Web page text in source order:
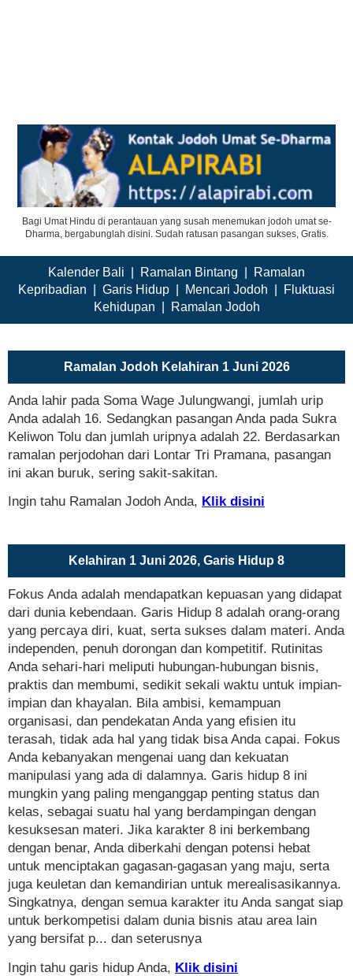
Bagi Umat Hindu di perantauan yang susah menemukan jodoh umat se-
Dharma, bergabunglah disini. Sudah ratusan pasangan sukses, Gratis.
Kalender Bali Ramalan Bintang
Ramalan
Kepribadian
Garis Hidup Mencari Jodoh
Fluktuasi
Kehidupan
Ramalan Jodoh
Ramalan Jodoh Kelahiran 1 Juni 2026
Anda lahir pada Soma Wage Julungwangi, jumlah urip
Anda adalah 16. Sedangkan pasangan Anda pada Sukra
Keliwon Tolu dan jumlah uripnya adalah 22. Berdasarkan
ramalan perjodohan dari Lontar Tri Pramana, pasangan
ini akan buruk, sering sakit-sakitan.
Ingin tahu Ramalan Jodoh Anda, Klik disini
Kelahiran 1 Juni 2026, Garis Hidup 8
Fokus Anda adalah mendapatkan kepuasan yang didapat
dari dunia kebendaan. Garis Hidup 8 adalah orang-orang
yang percaya diri, kuat, serta sukses dalam materi. Anda
independen, penuh dorongan dan kompetitif. Rutinitas
Anda sehari-hari meliputi hubungan-hubungan bisnis,
praktis dan membumi, sedikit sekali waktu untuk impian-
impian dan khayalan. Bila ambisi, kemampuan
organisasi, dan pendekatan Anda yang efisien itu
terasah, tidak ada hal yang tidak bisa Anda capai. Fokus
Anda kebanyakan mengenai uang dan kekuatan
manipulasi yang ada di dalamnya. Garis hidup 8 ini
mungkin yang paling menganggap penting status dan
kelas, sebagai suatu hal yang berdampingan dengan
kesuksesan materi. Jika karakter 8 ini berkembang
dengan benar, Anda diberkahi dengan potensi hebat
untuk menciptakan gagasan-gagasan yang maju, serta
juga keuletan dan kemandirian untuk merealisasikannya.
Singkatnya, dengan semua karakter itu Anda sangat siap
untuk berkompetisi dalam dunia bisnis atau area lain
yang bersifat p... dan seterusnya
Ingin tahu garis hidup Anda, Klik disini